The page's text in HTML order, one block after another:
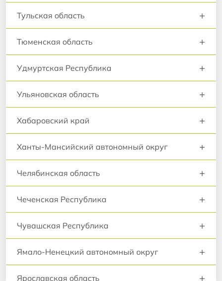
Тульская область +
Тюменская область +
Удмуртская Республика +
Ульяновская область +
Хабаровский край +
Ханты-Мансийский автономный округ +
Челябинская область +
Чеченская Республика +
Чувашская Республика +
Ямало-Ненецкий автономный округ +
Ярославская область +